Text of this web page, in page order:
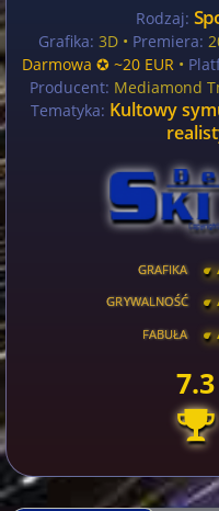
Rodzaj:
Grafika: 3D • Premiera:
Darmowa ✪ ~20 EUR •
Producent: Mediamond
Tematyka: Kultowy
GRAFIKA [
GRYWALNOŚĆ [
FABUŁA [
7.3